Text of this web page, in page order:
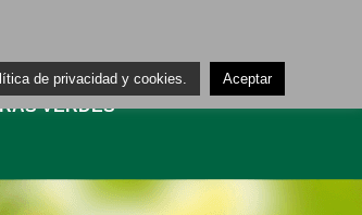
VERDES
de privacidad y cookies. Aceptar